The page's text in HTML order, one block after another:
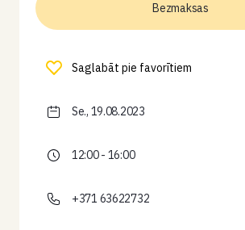
Bezmaksas
Saglabāt pie favorītiem
Se., 19.08.2023
12:00 - 16:00
+371 63622732